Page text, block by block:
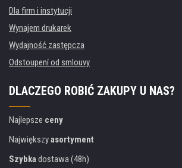
Dla firm i instytucji
Wynajem drukarek
Wydajność zastępcza
Odstoupení od smlouvy
DLACZEGO ROBIĆ ZAKUPY U NAS?
Najlepsze ceny
Największyasortyment
Szybkadostawa (48h)